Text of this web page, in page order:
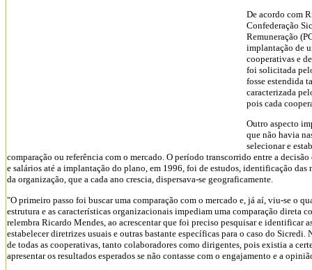
De acordo com
Confederação
Remuneração
implantação de
cooperativas e
foi solicitada
fosse estendida
caracterizada
pois cada
Outro aspecto
que não havia
selecionar e
comparação ou referência com o mercado. O período transcorrido entre a
e salários até a implantação do plano, em 1996, foi de estudos, identificação das
da organização, que a cada ano crescia, dispersava-se geograficamente.
"O primeiro passo foi buscar uma comparação com o mercado e, já aí, viu-se o
estrutura e as características organizacionais impediam uma comparação direta
relembra Ricardo Mendes, ao acrescentar que foi preciso pesquisar e identificar
estabelecer diretrizes usuais e outras bastante específicas para o caso do
de todas as cooperativas, tanto colaboradores como dirigentes, pois existia a
apresentar os resultados esperados se não contasse com o engajamento e a